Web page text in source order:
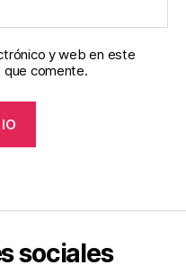
y web en este
que comente.
sociales